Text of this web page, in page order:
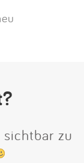
zu